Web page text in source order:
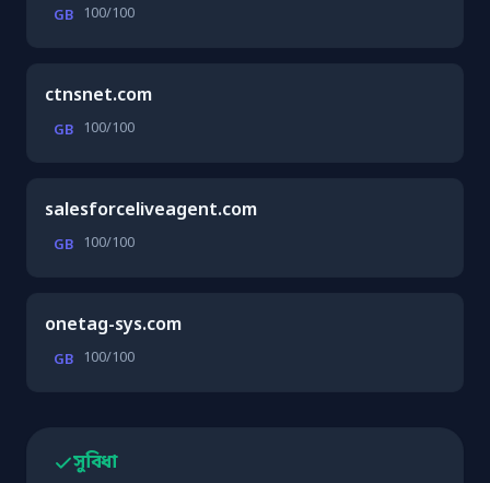
GB 100/100
ctnsnet.com
GB 100/100
salesforceliveagent.com
GB 100/100
onetag-sys.com
GB 100/100
সুবিধা